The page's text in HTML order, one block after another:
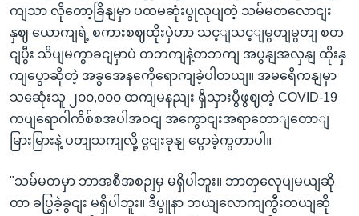
ကျသာ လိုတော့ခြိနျမှာ ပထမဆုံးပွုလုပျတဲ့ သမ်မတလောငျး
နှဈ ယောကျရဲ့ စကားစဈထိုးပှဲဟာ သင့ျသင့ျမွတျမွတျ စတ
ငျပွီး သိပျမကွာခငျမှာပဲ တဘကျနဲ့တဘကျ အပွနျအလှနျ ထိုးနှ
ကျပွောဆိုတဲ့ အခွအေနကေိုရောကျခဲ့ပါတယျ။ အမရေိကနျမှာ
သဆေုံးသူ ၂၀၀,၀၀၀ ထကျမနညျး ရှိသှားပွီဖွဈတဲ့ COVID-19
ကပျရောဂါကိစ်စအပါအဝငျ အကွောငျးအရာတောျတောျ
မြားမြားနဲ့ ပတျသကျလို့ ငွငျးခုနျ ပွောခဲ့ကွတာပါ။
"သမ်မတမှာ ဘာအစီအစဉျမှ မရှိပါဘူး။ ဘာတှလေုပျမယျဆို
တာ ခပြွခဲ့ခွငျး မရှိပါဘူး။ ဒီပွူနာ ဘယျလောကျကွီးတယျဆို